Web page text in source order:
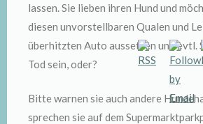
lassen. Sie lieben ihren Hund und
diesen unvorstellbaren Qualen und
überhitzten Auto aussetzen und evtl.
Tod sein, oder?
Bitte warnen sie auch andere
sprechen sie auf dem